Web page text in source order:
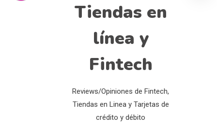
Tiendas en
línea y
Fintech
Reviews/Opiniones de Fintech,
Tiendas en Linea y Tarjetas de
crédito y débito